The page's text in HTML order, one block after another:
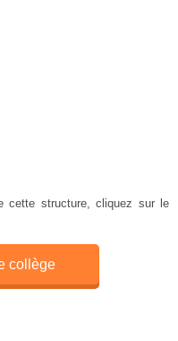
cette structure, cliquez sur le
collège